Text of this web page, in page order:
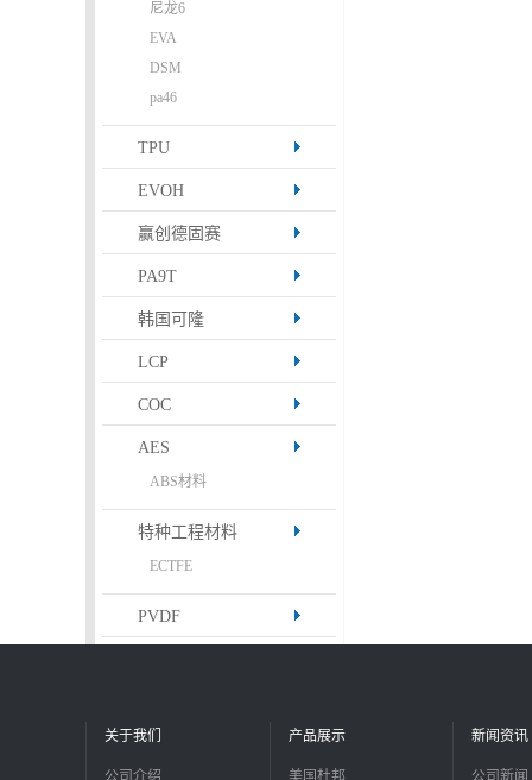
尼龙6
EVA
DSM
pa46
TPU
EVOH
赢创德固赛
PA9T
韩国可隆
LCP
COC
AES
ABS材料
特种工程材料
ECTFE
PVDF
关于我们
公司介绍
产品展示
美国杜邦
新闻资讯
公司新闻